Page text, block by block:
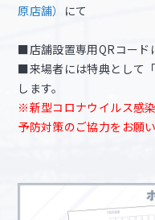
原店舗）
にて
■店舗設置専用QRコード
■来場者には特典として
します。
※新型コロナウイルス感
予防対策のご協力をお願い